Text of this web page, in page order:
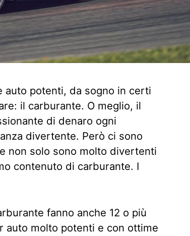
auto potenti, da sogno in certi
il carburante. O meglio, il
di denaro ogni
divertente. Però ci sono
non solo sono molto divertenti
contenuto di carburante. I
fanno anche 12 o più
auto molto potenti e con ottime